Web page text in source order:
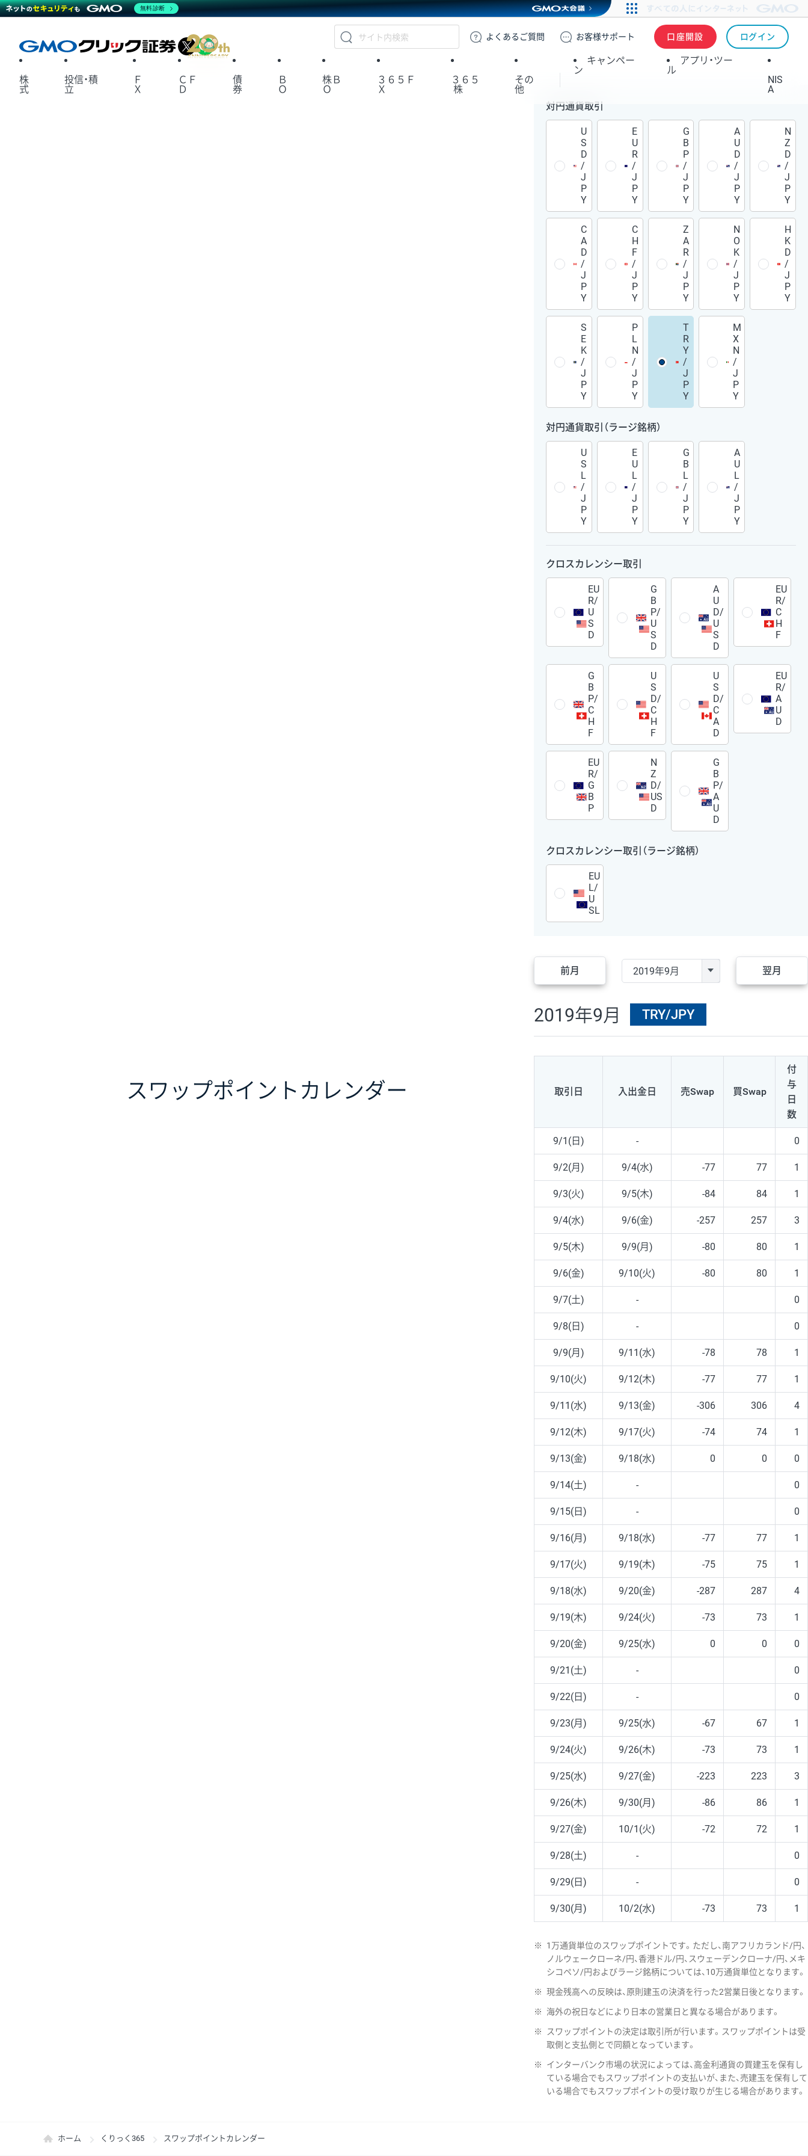
GMOクリック証券
よくある ご質問 お客様サポート 口座開設 ログイン
X
株
式
投信・積
立
Ｆ
Ｘ
ＣＦ
Ｄ
債
券
Ｂ
Ｏ
株Ｂ
Ｏ
３６５Ｆ
Ｘ
３６５
株
その
他
キャンペー
ン
アプリ・ツー
ル
NIS
A
スワップポイント カレンダー
対円通貨取引
U
S
D
/
J
P
Y
E
U
R
/
J
P
Y
G
B
P
/
J
P
Y
A
U
D
/
J
P
Y
N
Z
D
/
J
P
Y
C
A
D
/
J
P
Y
C
H
F
/
J
P
Y
Z
A
R
/
J
P
Y
N
O
K
/
J
P
Y
H
K
D
/
J
P
Y
S
E
K
/
J
P
Y
P
L
N
/
J
P
Y
T
R
Y
/
J
P
Y
M
X
N
/
J
P
Y
対円通貨取引（ラージ銘柄）
U
S
L
/
J
P
Y
E
U
L
/
J
P
Y
G
B
L
/
J
P
Y
A
U
L
/
J
P
Y
クロスカレンシー取引
EU
R/
U
S
D
G
B
P/
U
S
D
A
U
D/
U
S
D
EU
R/
C
H
F
G
B
P/
C
H
F
U
S
D/
C
H
F
U
S
D/
C
A
D
EU
R/
A
U
D
EU
R/
G
B
P
N
Z
D/
US
D
G
B
P/
A
U
D
クロスカレンシー取引（ラージ銘柄）
EU
L/
U
SL
前月 翌月
2019年9月 TRY/JPY
取引日 入出金日 売Swap 買Swap
付
与
日
数
9/1(日) - 0
9/2(月) 9/4(水) -77 77 1
9/3(火) 9/5(木) -84 84 1
9/4(水) 9/6(金) -257 257 3
9/5(木) 9/9(月) -80 80 1
9/6(金) 9/10(火) -80 80 1
9/7(土) - 0
9/8(日) - 0
9/9(月) 9/11(水) -78 78 1
9/10(火) 9/12(木) -77 77 1
9/11(水) 9/13(金) -306 306 4
9/12(木) 9/17(火) -74 74 1
9/13(金) 9/18(水) 0 0 0
9/14(土) - 0
9/15(日) - 0
9/16(月) 9/18(水) -77 77 1
9/17(火) 9/19(木) -75 75 1
9/18(水) 9/20(金) -287 287 4
9/19(木) 9/24(火) -73 73 1
9/20(金) 9/25(水) 0 0 0
9/21(土) - 0
9/22(日) - 0
9/23(月) 9/25(水) -67 67 1
9/24(火) 9/26(木) -73 73 1
9/25(水) 9/27(金) -223 223 3
9/26(木) 9/30(月) -86 86 1
9/27(金) 10/1(火) -72 72 1
9/28(土) - 0
9/29(日) - 0
9/30(月) 10/2(水) -73 73 1
※
1万通貨単位のスワップポイントです。ただし、南アフリカランド/円、
ノルウェークローネ/円、香港ドル/円、スウェーデンクローナ/円、メキ
シコペソ/円およびラージ銘柄については、10万通貨単位となります。
※ 現金残高への反映は、原則建玉の決済を行った2営業日後となります。
※ 海外の祝日などにより日本の営業日と異なる場合があります。
※
スワップポイントの決定は取引所が行います。スワップポイントは受
取側と支払側とで同額となっています。
※
インターバンク市場の状況によっては、高金利通貨の買建玉を保有し
ている場合でもスワップポイントの支払いが、また、売建玉を保有して
いる場合でもスワップポイントの受け取りが生じる場合があります。
ホーム くりっく365 スワップポイントカレンダー
無料診断